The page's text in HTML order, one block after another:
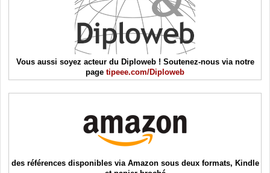
Vous aussi soyez acteur du Diploweb ! Soutenez-nous via notre
page tipeee.com/Diploweb
des références disponibles via Amazon sous deux formats, Kindle